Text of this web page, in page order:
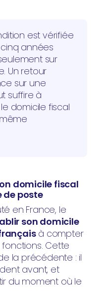
est vérifiée
années
sur
Un retour
sur une
suffire à
le domicile fiscal
domicile fiscal
de poste
en France, le
son domicile
à compter
Cette
la précédente : il
avant, et
du moment où le